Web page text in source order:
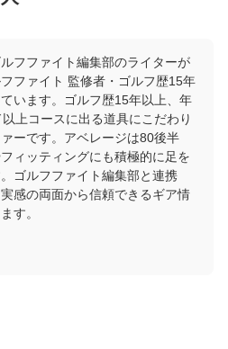
フファイト編集部のライターが
ファイト 監修者・ゴルフ歴15年
います。ゴルフ歴15年以上、年
上コースに出る道具にこだわり
ーです。アベレージは80後半
ィッティングにも積極的に足を
ゴルフファイト編集部と連携
感の両面から信頼できるギア情
す。